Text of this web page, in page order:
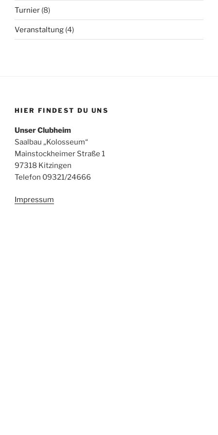
Turnier (8)
Veranstaltung (4)
HIER FINDEST DU UNS
Unser Clubheim
Saalbau „Kolosseum“
Mainstockheimer Straße 1
97318 Kitzingen
Telefon 09321/24666
Impressum